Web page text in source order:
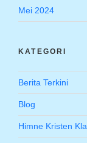
Mei 2024
KATEGORI
Berita Terkini
Blog
Himne Kristen